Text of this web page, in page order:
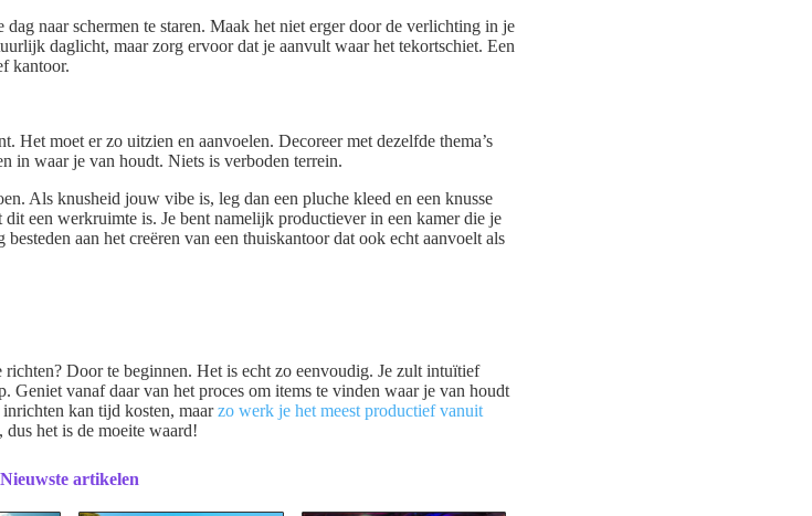
naar schermen te staren. Maak het niet erger door de verlichting in je
daglicht, maar zorg ervoor dat je aanvult waar het tekortschiet. Een
kantoor.
Het moet er zo uitzien en aanvoelen. Decoreer met dezelfde thema’s
in waar je van houdt. Niets is verboden terrein.
Als knusheid jouw vibe is, leg dan een pluche kleed en een knusse
een werkruimte is. Je bent namelijk productiever in een kamer die je
aan het creëren van een thuiskantoor dat ook echt aanvoelt als
Door te beginnen. Het is echt zo eenvoudig. Je zult intuïtief
Geniet vanaf daar van het proces om items te vinden waar je van houdt
kan tijd kosten, maarzo werk je het meest productief vanuit
het is de moeite waard!
Nieuwste artikelen